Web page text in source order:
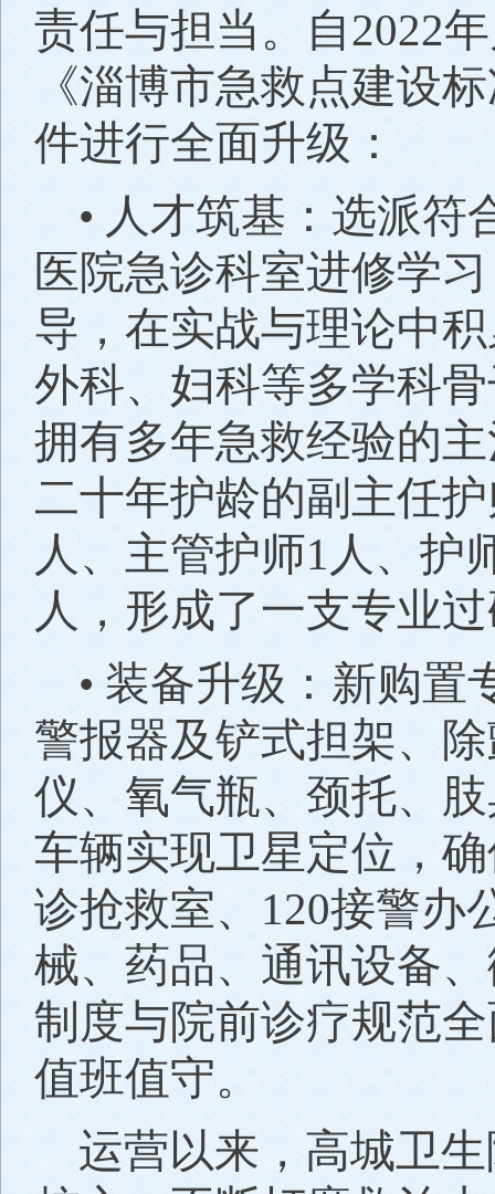
责任与担当。自2022
《淄博市急救点建设
件进行全面升级：
• 人才筑基：选派符
医院急诊科室进修学
导，在实战与理论中
外科、妇科等多学科
拥有多年急救经验的
二十年护龄的副主任
人、主管护师1人、护
人，形成了一支专业
• 装备升级：新购置
警报器及铲式担架、
仪、氧气瓶、颈托、
车辆实现卫星定位，
诊抢救室、120接警办
械、药品、通讯设备
制度与院前诊疗规范
值班值守。
运营以来，高城卫